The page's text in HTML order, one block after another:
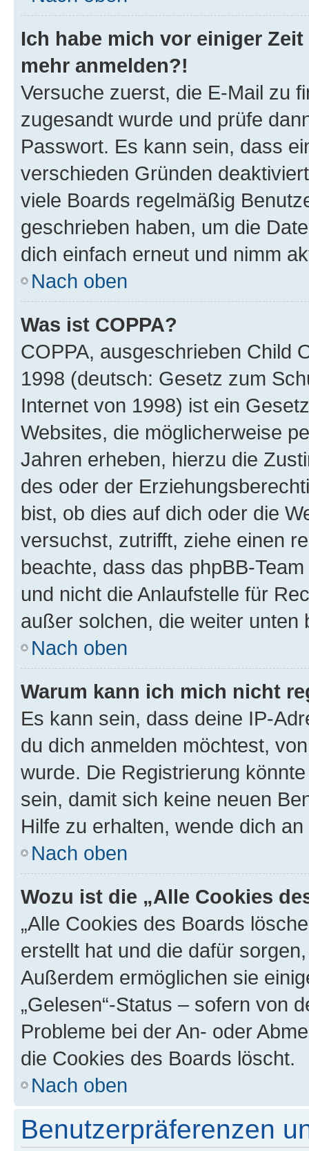
Ich habe mich vor einiger
mehr anmelden?!
Versuche zuerst, die E-Mail zu
zugesandt wurde und prüfe
Passwort. Es kann sein, dass
verschieden Gründen
viele Boards regelmäßig
geschrieben haben, um die
dich einfach erneut und nimm
Nach oben
Was ist COPPA?
COPPA, ausgeschrieben Child
1998 (deutsch: Gesetz zum
Internet von 1998) ist ein
Websites, die möglicherweise
Jahren erheben, hierzu die
des oder der
bist, ob dies auf dich oder die
versuchst, zutrifft, ziehe einen
beachte, dass das phpBB-
und nicht die Anlaufstelle für
außer solchen, die weiter unten
Nach oben
Warum kann ich mich nicht
Es kann sein, dass deine IP-
du dich anmelden möchtest,
wurde. Die Registrierung
sein, damit sich keine neuen
Hilfe zu erhalten, wende dich
Nach oben
Wozu ist die „Alle Cookies
„Alle Cookies des Boards
erstellt hat und die dafür
Außerdem ermöglichen sie
„Gelesen“-Status – sofern von
Probleme bei der An- oder
die Cookies des Boards löscht.
Nach oben
Benutzerpräferenzen